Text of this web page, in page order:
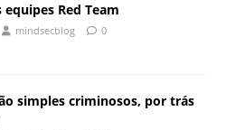
equipes Red Team
mindsecblog 0
simples criminosos, por trás